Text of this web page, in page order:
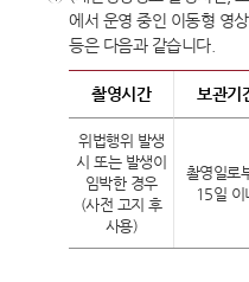
에서 운영 중인 이동형 영
등은 다음과 같습니다.
촬영시간 보관기
위법행위 발생
시 또는 발생이
임박한 경우
(사전 고지 후
사용)
촬영일로
15일 이